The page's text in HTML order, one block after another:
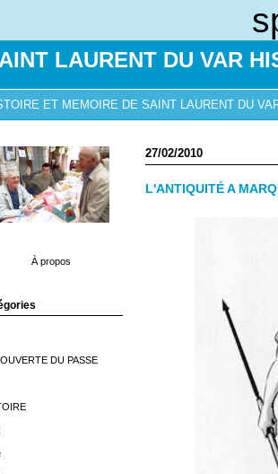
LAURENT DU VAR
ET MEMOIRE DE SAINT LAURENT DU
À propos
DU PASSE
27/02/2010
L'ANTIQUITÉ A